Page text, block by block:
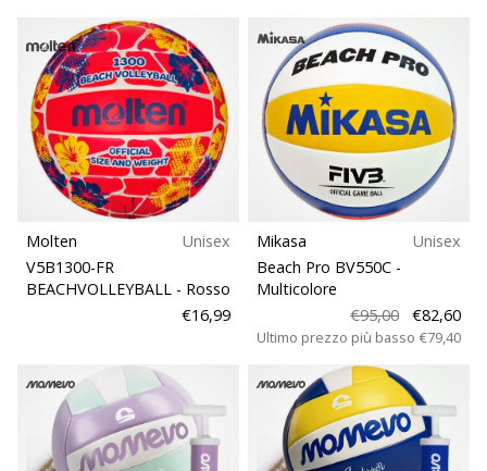
profitto.
Unisciti
al…
Mostra
tutti gli
articoli
Molten
Unisex
V5B1300-FR
BEACHVOLLEYBALL - Rosso
€16,99
Mikasa
Unisex
Beach Pro BV550C -
Multicolore
€95,00
€82,60
Ultimo prezzo più basso €79,40